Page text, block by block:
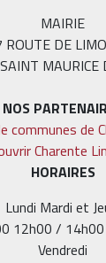
MAIRIE
ROUTE DE
MAURICE
NOS
communes de
Charente
HORAIRES
Lundi Mardi et
12h00 /
Vendredi